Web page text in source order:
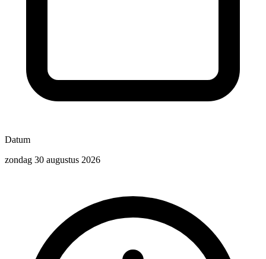
Datum
zondag 30 augustus 2026